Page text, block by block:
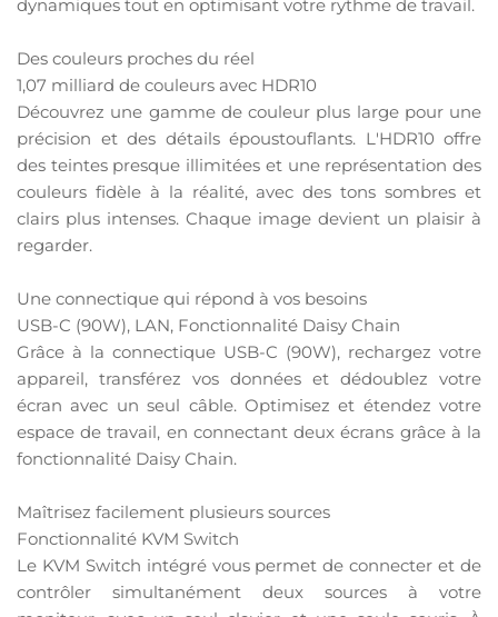
dynamiques tout en optimisant votre rythme de travail.
Des couleurs proches du réel
1,07 milliard de couleurs avec HDR10
Découvrez une gamme de couleur plus large pour une
précision et des détails époustouflants. L'HDR10 offre
des teintes presque illimitées et une représentation des
couleurs fidèle à la réalité, avec des tons sombres et
clairs plus intenses. Chaque image devient un plaisir à
regarder.
Une connectique qui répond à vos besoins
USB-C (90W), LAN, Fonctionnalité Daisy Chain
Grâce à la connectique USB-C (90W), rechargez votre
appareil, transférez vos données et dédoublez votre
écran avec un seul câble. Optimisez et étendez votre
espace de travail, en connectant deux écrans grâce à la
fonctionnalité Daisy Chain.
Maîtrisez facilement plusieurs sources
Fonctionnalité KVM Switch
Le KVM Switch intégré vous permet de connecter et de
contrôler simultanément deux sources à votre